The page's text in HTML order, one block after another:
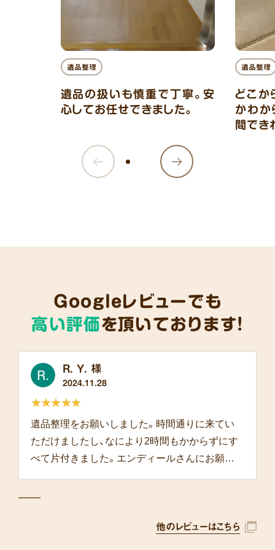
遺品整理
遺品の扱いも慎重で丁寧。安
心してお任せできました。
遺品整理
どこか
かわか
間でき
Googleレビューでも
高い評価を頂いております!
R. Y. 様
2024.11.28
遺品整理をお願いしました。時間通りに来てい
ただけましたし、なにより2時間もかからずにす
べて片付きました。エンディールさんにお願い
★★★★★
他のレビューはこちら